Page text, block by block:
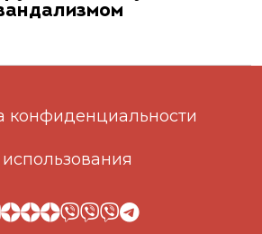
конфиденциальности